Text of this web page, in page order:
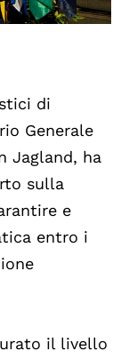
di
Generale
Jagland, ha
sulla
e
entro i
il livello